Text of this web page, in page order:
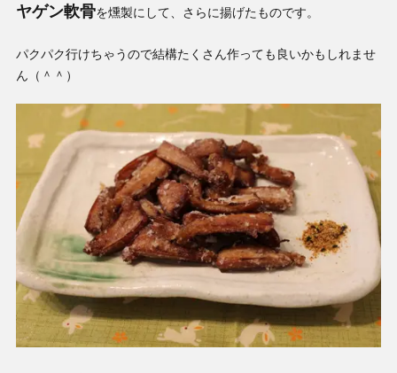
ヤゲン軟骨を燻製にして、さらに揚げたものです。
パクパク行けちゃうので結構たくさん作っても良いかもしれませ
ん（＾＾）